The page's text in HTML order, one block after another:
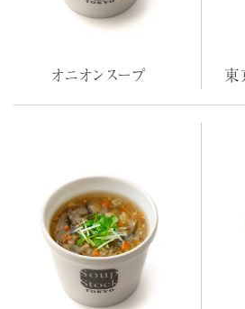
オニオンスープ 東